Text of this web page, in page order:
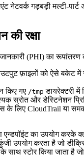
नेटवर्क गड़बड़ी
की रक्षा
जानकारी (PHI) का
फ़ाइलों को ऐसे बकेट में
किए गए /tmp डायरेक्टरी में
स्रोत और डेस्टिनेशन
लिए CloudTrail या
एन्डपॉइंट का उपयोग
उपयोग करता है जो
साथ स्टोर किया जाता है